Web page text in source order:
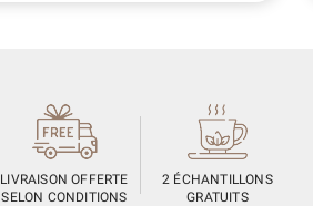
LIVRAISON OFFERTE
SELON CONDITIONS
2 ÉCHANTILLONS
GRATUITS